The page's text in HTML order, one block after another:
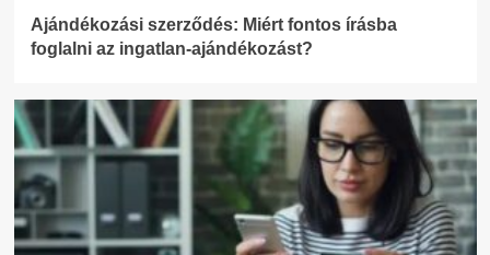
Ajándékozási szerződés: Miért fontos írásba
foglalni az ingatlan-ajándékozást?